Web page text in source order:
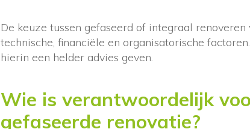
De keuze tussen gefaseerd of integraal
technische, financiële en organisatorische
hierin een helder advies geven.
Wie is verantwoordelijk
gefaseerde renovatie?